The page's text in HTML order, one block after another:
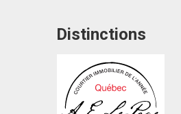
Distinctions